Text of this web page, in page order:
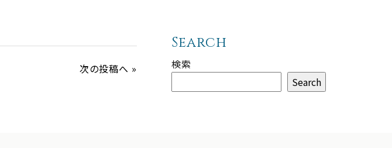
次の投稿へ »
Search
検索
Search